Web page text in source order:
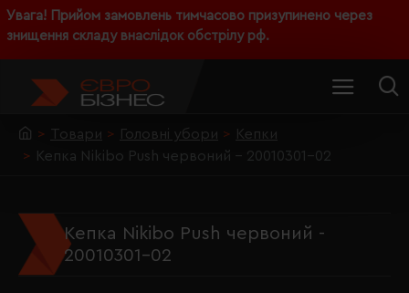
Увага! Прийом замовлень тимчасово призупинено через
знищення складу внаслідок обстрілу рф.
Товари Головні убори
Кепки
Кепка Nikibo Push червоний - 20010301-02
Кепка Nikibo Push червоний -
20010301-02